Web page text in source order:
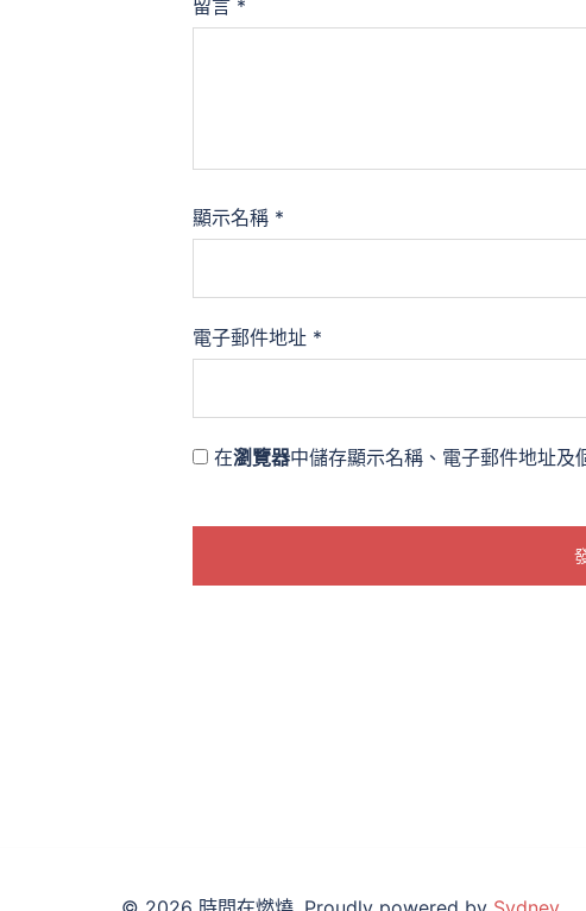
留言 *
顯示名稱 *
電子郵件地址 *
在瀏覽器中儲存顯示名稱、電子郵件地址及